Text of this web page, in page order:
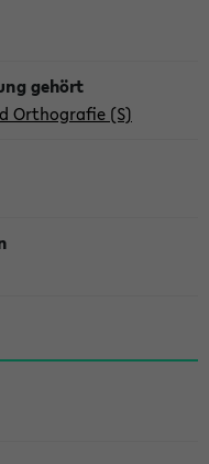
Orthografie (S)